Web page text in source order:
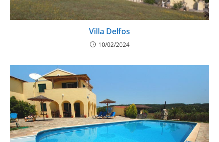
Villa Delfos
10/02/2024